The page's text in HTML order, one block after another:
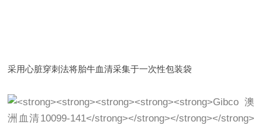
采用心脏穿刺法将胎牛血清采集于一次性包装袋